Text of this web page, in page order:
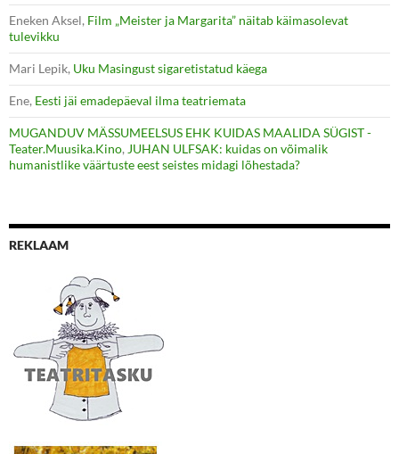
Eneken Aksel, Film „Meister ja Margarita” näitab käimasolevat
tulevikku
Mari Lepik, Uku Masingust sigaretistatud käega
Ene, Eesti jäi emadepäeval ilma teatriemata
MUGANDUV MÄSSUMEELSUS EHK KUIDAS MAALIDA SÜGIST -
Teater.Muusika.Kino, JUHAN ULFSAK: kuidas on võimalik
humanistlike väärtuste eest seistes midagi lõhestada?
REKLAAM